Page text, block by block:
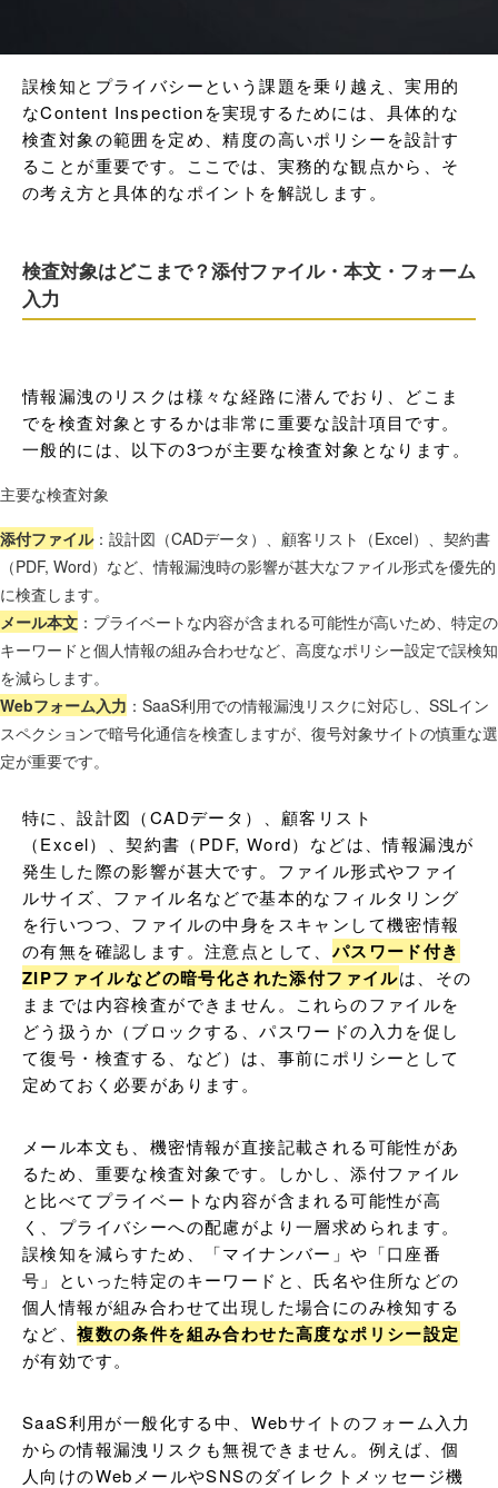
誤検知とプライバシーという課題を乗り越え、実用的
なContent Inspectionを実現するためには、具体的な
検査対象の範囲を定め、精度の高いポリシーを設計す
ることが重要です。ここでは、実務的な観点から、そ
の考え方と具体的なポイントを解説します。
検査対象はどこまで？添付ファイル・本文・フォーム
入力
情報漏洩のリスクは様々な経路に潜んでおり、どこま
でを検査対象とするかは非常に重要な設計項目です。
一般的には、以下の3つが主要な検査対象となります。
主要な検査対象
添付ファイル：設計図（CADデータ）、顧客リスト（Excel）、契約書
（PDF, Word）など、情報漏洩時の影響が甚大なファイル形式を優先的
に検査します。
メール本文 ：プライベートな内容が含まれる可能性が高いため、特定の
キーワードと個人情報の組み合わせなど、高度なポリシー設定で誤検知
を減らします。
Webフォーム入力 ：SaaS利用での情報漏洩リスクに対応し、SSLイン
スペクションで暗号化通信を検査しますが、復号対象サイトの慎重な選
定が重要です。
特に、設計図（CADデータ）、顧客リスト
（Excel）、契約書（PDF, Word）などは、情報漏洩が
発生した際の影響が甚大です。ファイル形式やファイ
ルサイズ、ファイル名などで基本的なフィルタリング
を行いつつ、ファイルの中身をスキャンして機密情報
の有無を確認します。注意点として、パスワード付き
ZIPファイルなどの暗号化された添付ファイルは、その
ままでは内容検査ができません。これらのファイルを
どう扱うか（ブロックする、パスワードの入力を促し
て復号・検査する、など）は、事前にポリシーとして
定めておく必要があります。
メール本文も、機密情報が直接記載される可能性があ
るため、重要な検査対象です。しかし、添付ファイル
と比べてプライベートな内容が含まれる可能性が高
く、プライバシーへの配慮がより一層求められます。
誤検知を減らすため、「マイナンバー」や「口座番
号」といった特定のキーワードと、氏名や住所などの
個人情報が組み合わせて出現した場合にのみ検知する
など、複数の条件を組み合わせた高度なポリシー設定
が有効です。
SaaS利用が一般化する中、Webサイトのフォーム入力
からの情報漏洩リスクも無視できません。例えば、個
人向けのWebメールやSNSのダイレクトメッセージ機